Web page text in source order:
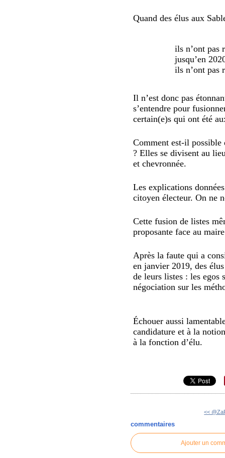
Quand des élus aux
ils n’ont pas
jusqu’en
ils n’ont pas
Il n’est donc pas
s’entendre pour
certain(e)s qui ont été
Comment est-il possible
? Elles se divisent au
et chevronnée.
Les explications
citoyen électeur. On ne
Cette fusion de listes
proposante face au
Après la faute qui a
en janvier 2019, des
de leurs listes : les egos
négociation sur les
Échouer aussi
candidature et à la
à la fonction d’élu.
<<
commentaires
Ajouter un